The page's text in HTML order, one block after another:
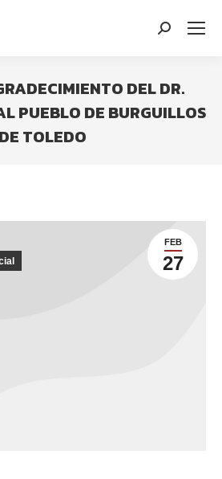
Search:
DEL DR.
PUEBLO DE BURGUILLOS
DE TOLEDO
FEB
27